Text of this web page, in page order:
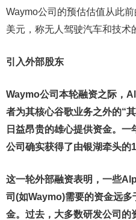
Waymo公司的预估估值从此
美元，称无人驾驶汽车和技术
引入外部股东
Waymo公司本轮融资之际，
者为其核心谷歌业务之外的“
日益昂贵的雄心提供资金。
公司确实获得了由银湖牵头的
这一轮外部融资表明，一些
司(如Waymo)需要的资金远
金。过去，大多数研发公司